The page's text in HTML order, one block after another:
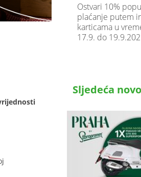
Ostvari 10%
plaćanje putem
karticama u
17.9. do
Sljedeća